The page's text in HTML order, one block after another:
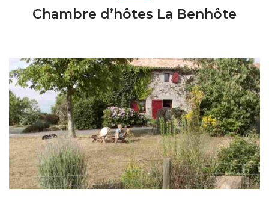
Chambre d’hôtes La Benhôte